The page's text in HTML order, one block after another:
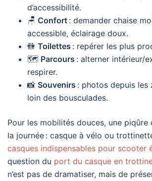
d’accessibilité.
🪑 Confort : demander chaise
accessible, éclairage doux.
🚻 Toilettes : repérer les plus
🗺️ Parcours : alterner intérieur/
respirer.
📸 Souvenirs : photos depuis les
loin des bousculades.
Pour les mobilités douces, une piqûre
la journée : casque à vélo ou
casques indispensables pour scooter
question du port du casque en
n’est pas de dramatiser, mais de